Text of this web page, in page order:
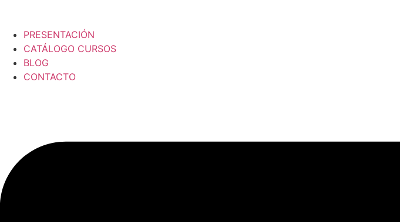
PRESENTACIÓN
CATÁLOGO CURSOS
BLOG
CONTACTO